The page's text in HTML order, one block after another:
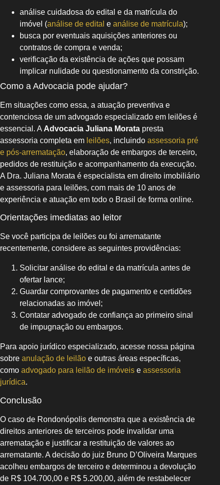
análise cuidadosa do edital e da matrícula do
imóvel (análise de edital e análise de matrícula);
busca por eventuais aquisições anteriores ou
contratos de compra e venda;
verificação da existência de ações que possam
implicar nulidade ou questionamento da constrição.
Como a Advocacia pode ajudar?
Em situações como essa, a atuação preventiva e
contenciosa de um advogado especializado em leilões é
essencial. A Advocacia Juliana Morata presta
assessoria completa em leilões, incluindo assessoria pré
e pós-arrematação, elaboração de embargos de terceiro,
pedidos de restituição e acompanhamento da execução.
A Dra. Juliana Morata é especialista em direito imobiliário
e assessoria para leilões, com mais de 10 anos de
experiência e atuação em todo o Brasil de forma online.
Orientações imediatas ao leitor
Se você participa de leilões ou foi arrematante
recentemente, considere as seguintes providências:
Solicitar análise do edital e da matrícula antes de
ofertar lance;
Guardar comprovantes de pagamento e certidões
relacionadas ao imóvel;
Contatar advogado de confiança ao primeiro sinal
de impugnação ou embargos.
Para apoio jurídico especializado, acesse nossa página
sobre anulação de leilão e outras áreas específicas,
como advogado para leilão de imóveis e assessoria
jurídica.
Conclusão
O caso de Rondonópolis demonstra que a existência de
direitos anteriores de terceiros pode invalidar uma
arrematação e justificar a restituição de valores ao
arrematante. A decisão do juiz Bruno D’Oliveira Marques
acolheu embargos de terceiro e determinou a devolução
de R$ 104.700,00 e R$ 5.200,00, além de restabelecer